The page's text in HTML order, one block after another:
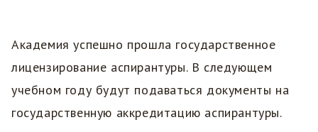
Академия успешно прошла государственное
лицензирование аспирантуры. В следующем
учебном году будут подаваться документы на
государственную аккредитацию аспирантуры.